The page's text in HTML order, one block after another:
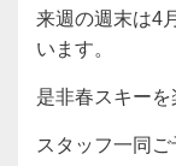
来週の週末は4
います。
是非春スキーを
スタッフ一同ご